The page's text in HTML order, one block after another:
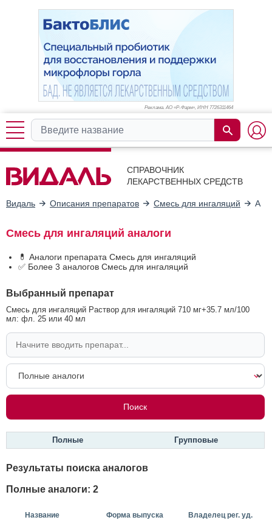
Реклама. АО «Р-Фарм», ИНН 7726311464
СПРАВОЧНИК
ЛЕКАРСТВЕННЫХ СРЕДСТВ
Видаль Описания препаратов Смесь для ингаляций
Смесь для ингаляций аналоги
💊 Аналоги препарата Смесь для ингаляций
✅ Более 3 аналогов Смесь для ингаляций
Выбранный препарат
Смесь для ингаляций Раствор для ингаляций 710 мг+35.7 мл/100
мл: фл. 25 или 40 мл
Полные Групповые
Результаты поиска аналогов
Полные аналоги: 2
Название Форма выпуска Владелец рег. уд.